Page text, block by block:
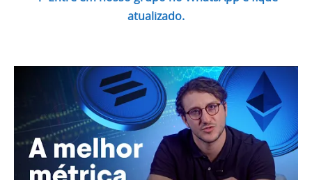
atualizado.